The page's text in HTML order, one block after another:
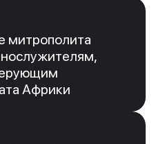
митрополита
Африки